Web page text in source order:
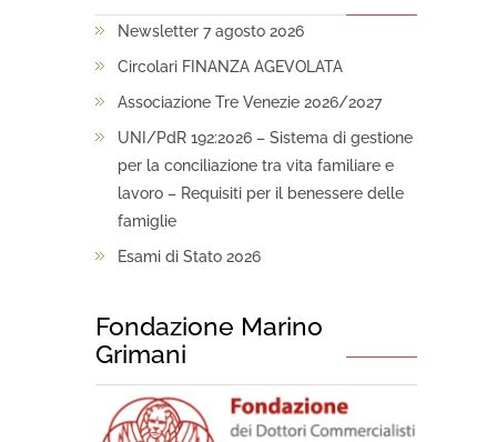
Newsletter 7 agosto 2026
Circolari FINANZA AGEVOLATA
Associazione Tre Venezie 2026/2027
UNI/PdR 192:2026 – Sistema di gestione
per la conciliazione tra vita familiare e
lavoro – Requisiti per il benessere delle
famiglie
Esami di Stato 2026
Fondazione Marino
Grimani